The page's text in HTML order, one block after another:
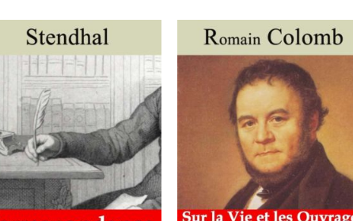
AJOUTER AU PANIER
/
DÉTAILS
AJOUTER AU PANIER
DÉTAILS